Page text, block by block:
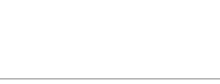
Privacybeleid